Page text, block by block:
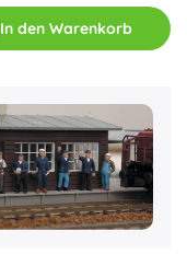
In den Warenkorb